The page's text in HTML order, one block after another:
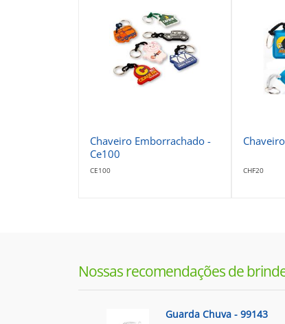
Chaveiro Emborrachado -
Ce100
CE100 CHF20
Nossas recomendações de
Guarda Chuva - 99143